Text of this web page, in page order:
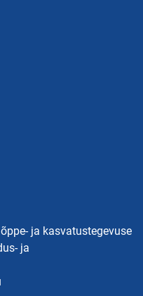
ja kasvatustegevuse
ja